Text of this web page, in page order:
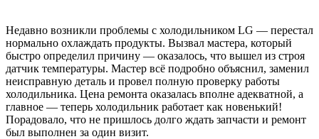
Недавно возникли проблемы с холодильником LG — перестал
нормально охлаждать продукты. Вызвал мастера, который
быстро определил причину — оказалось, что вышел из строя
датчик температуры. Мастер всё подробно объяснил, заменил
неисправную деталь и провел полную проверку работы
холодильника. Цена ремонта оказалась вполне адекватной, а
главное — теперь холодильник работает как новенький!
Порадовало, что не пришлось долго ждать запчасти и ремонт
был выполнен за один визит.